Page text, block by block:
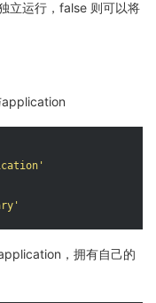
立运行，false 则可以将
，拥有自己的